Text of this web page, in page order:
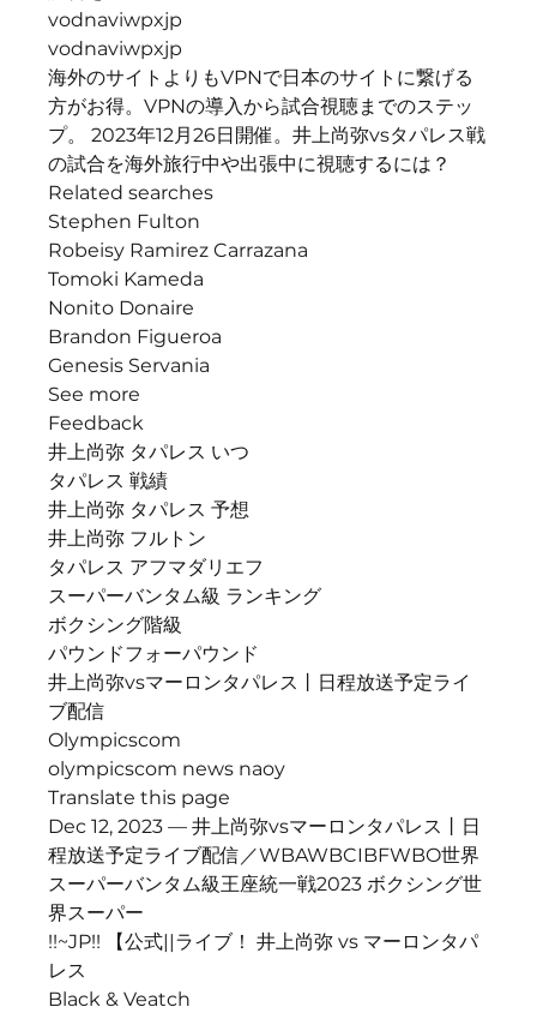
vodnaviwpxjp
vodnaviwpxjp
海外のサイトよりもVPNで日本のサイトに繋げる
方がお得。VPNの導入から試合視聴までのステッ
プ。 2023年12月26日開催。井上尚弥vsタパレス戦
の試合を海外旅行中や出張中に視聴するには？
Related searches
Stephen Fulton
Robeisy Ramirez Carrazana
Tomoki Kameda
Nonito Donaire
Brandon Figueroa
Genesis Servania
See more
Feedback
井上尚弥 タパレス いつ
タパレス 戦績
井上尚弥 タパレス 予想
井上尚弥 フルトン
タパレス アフマダリエフ
スーパーバンタム級 ランキング
ボクシング階級
パウンドフォーパウンド
井上尚弥vsマーロンタパレス丨日程放送予定ライ
ブ配信
Olympicscom
olympicscom news naoy
Translate this page
Dec 12, 2023 — 井上尚弥vsマーロンタパレス丨日
程放送予定ライブ配信／WBAWBCIBFWBO世界
スーパーバンタム級王座統一戦2023 ボクシング世
界スーパー
!!~JP!! 【公式||ライブ！ 井上尚弥 vs マーロンタパ
レス
Black & Veatch